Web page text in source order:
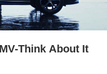
Think About It